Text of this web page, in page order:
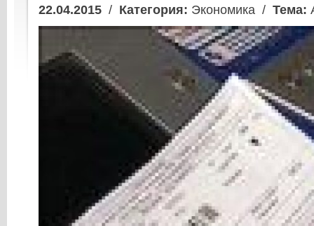
22.04.2015 / Категория: Экономика / Тема: